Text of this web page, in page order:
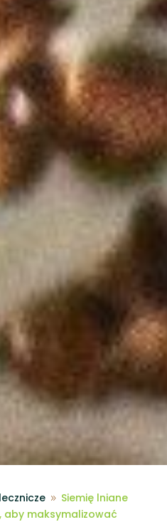
9 Siemię lniane
aby maksymalizować